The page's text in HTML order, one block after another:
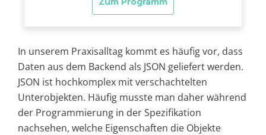
In unserem Praxisalltag kommt es häufig vor, dass
Daten aus dem Backend als JSON geliefert werden.
JSON ist hochkomplex mit verschachtelten
Unterobjekten. Häufig musste man daher während
der Programmierung in der Spezifikation
nachsehen, welche Eigenschaften die Objekte